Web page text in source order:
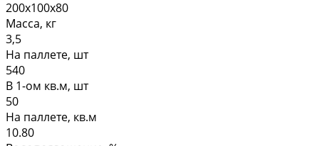
200х100х80
Масса, кг
3,5
На паллете, шт
540
В 1-ом кв.м, шт
50
На паллете, кв.м
10.80